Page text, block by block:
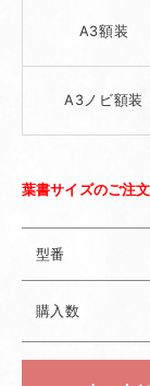
A3額装
A3ノビ額装
葉書サイズのご注
型番
購入数